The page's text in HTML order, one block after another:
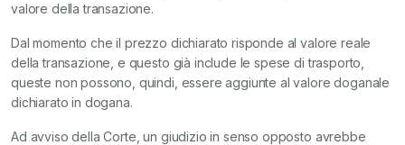
valore della transazione.
Dal momento che il prezzo dichiarato risponde al valore reale
della transazione, e questo già include le spese di trasporto,
queste non possono, quindi, essere aggiunte al valore doganale
dichiarato in dogana.
Ad avviso della Corte, un giudizio in senso opposto avrebbe